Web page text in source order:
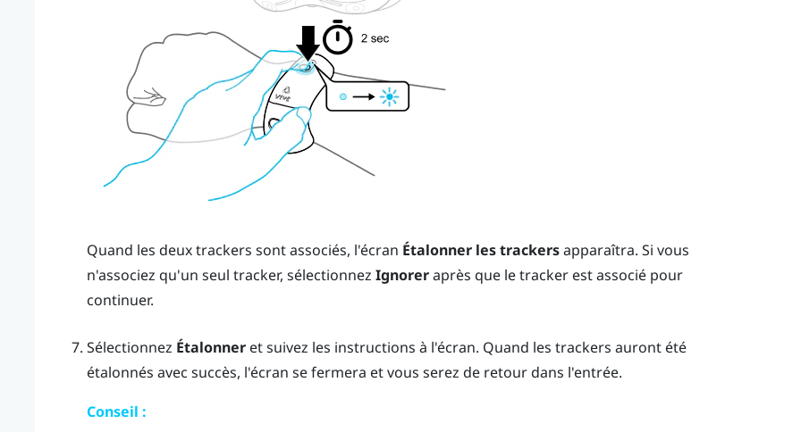
Quand les deux trackers sont associés, l'écran Étalonner les trackersapparaîtra. Si vous
n'associez qu'un seul tracker, sélectionnez Ignoreraprès que le tracker est associé pour
continuer.
Sélectionnez Étalonneret suivez les instructions à l'écran. Quand les trackers auront été
étalonnés avec succès, l'écran se fermera et vous serez de retour dans l'entrée.
Conseil :